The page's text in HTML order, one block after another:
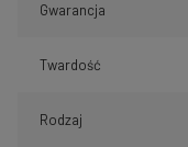
Gwarancja
Twardość
Rodzaj